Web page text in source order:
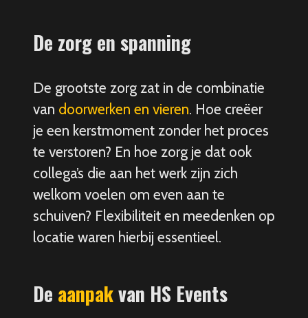
De zorg en spanning
De grootste zorg zat in de combinatie
van doorwerken en vieren. Hoe creëer
je een kerstmoment zonder het proces
te verstoren? En hoe zorg je dat ook
collega’s die aan het werk zijn zich
welkom voelen om even aan te
schuiven? Flexibiliteit en meedenken op
locatie waren hierbij essentieel.
De aanpakvan HS Events